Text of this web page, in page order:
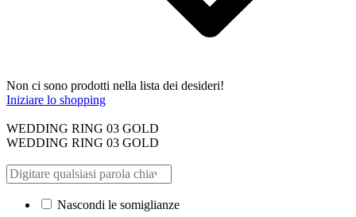
Non ci sono prodotti nella lista dei desideri!
Iniziare lo shopping
WEDDING RING 03 GOLD
WEDDING RING 03 GOLD
Nascondi le somiglianze